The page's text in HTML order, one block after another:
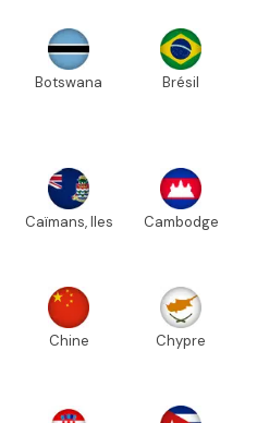
Botswana Brésil
Caïmans, Iles Cambodge
Chine Chypre